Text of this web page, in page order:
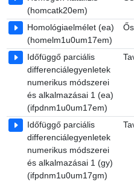
(homcatk20em)
Homológiaelmélet (ea)
(homelm1u0um17em)
Időfüggő parciális
differenciálegyenletek
numerikus módszerei
és alkalmazásai 1 (ea)
(ifpdnm1u0um17em)
Időfüggő parciális
differenciálegyenletek
numerikus módszerei
és alkalmazásai 1 (gy)
(ifpdnm1u0um17gm)